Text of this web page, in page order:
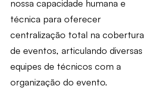
nossa capacidade humana e
técnica para oferecer
centralização total na cobertura
de eventos, articulando diversas
equipes de técnicos com a
organização do evento.